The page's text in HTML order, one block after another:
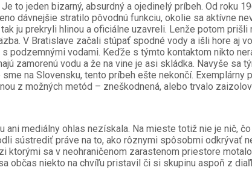
to jeden bizarný, absurdný a ojedinelý príbeh. Od roku
dávnejšie stratilo pôvodnú funkciu, okolie sa aktívne
ju prekryli hlinou a oficiálne uzavreli. Lenže potom
V Bratislave začali stúpať spodné vody a išli hore aj
podzemnými vodami. Keďže s týmto kontaktom nikto
zamorenú vodu a že na vine je asi skládka. Navyše
na Slovensku, tento príbeh ešte nekončí.
z možných metód – zneškodnená, alebo trvalo
mediálny ohlas nezískala. Na mieste totiž nie je nič,
sústrediť práve na to, ako rôznymi spôsobmi odkrývať
sa v neohraničenom zarastenom priestore
občas niekto na chvíľu pristavil či si skupinu aspoň z